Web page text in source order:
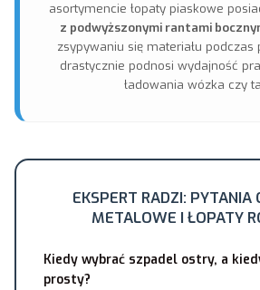
asortymencie łopaty piaskowe
z podwyższonymi rantami
zsypywaniu się materiału podczas
drastycznie podnosi wydajność
ładowania wózka czy
EKSPERT RADZI: PYTANIA
METALOWE I ŁOPATY
Kiedy wybrać szpadel ostry, a
prosty?